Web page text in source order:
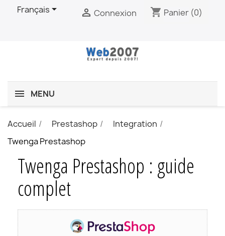
Français  Connexion shopping_cart Panier (0)
MENU
Accueil Prestashop
Integration
Twenga Prestashop
Twenga Prestashop : guide
complet